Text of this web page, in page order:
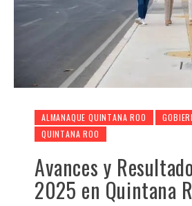
ALMANAQUE QUINTANA ROO
QUINTANA ROO
Avances y
2025 en Quintana